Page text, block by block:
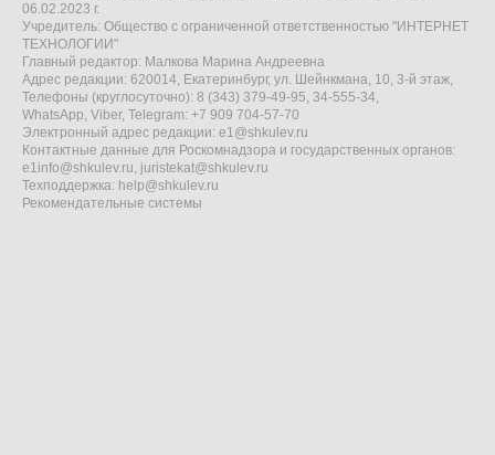
06.02.2023 г.
Учредитель: Общество с ограниченной ответственностью "ИНТЕРНЕТ
ТЕХНОЛОГИИ"
Главный редактор: Малкова Марина Андреевна
Адрес редакции: 620014, Екатеринбург, ул. Шейнкмана, 10, 3-й этаж,
Телефоны (круглосуточно): 8 (343) 379-49-95, 34-555-34,
WhatsApp, Viber, Telegram: +7 909 704-57-70
Электронный адрес редакции: e1@shkulev.ru
Контактные данные для Роскомнадзора и государственных органов:
e1info@shkulev.ru, juristekat@shkulev.ru
Техподдержка: help@shkulev.ru
Рекомендательные системы